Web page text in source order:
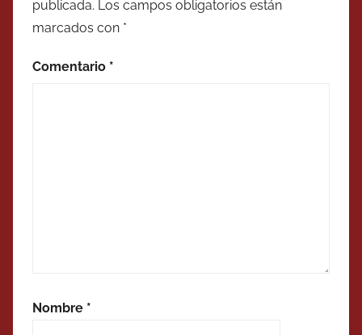
publicada.
Los campos obligatorios están
marcados con *
Comentario *
Nombre *